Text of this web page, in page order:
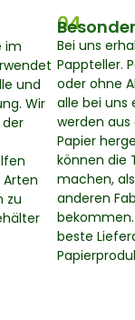
im
und
Wir
zu
04
Bei uns
Pappteller.
oder ohne
alle bei uns
werden
Papier
können die
machen,
anderen
beste